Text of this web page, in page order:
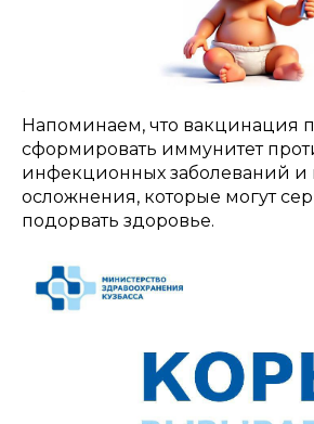
Напоминаем, что вакцинация
сформировать иммунитет
инфекционных заболеваний и
осложнения, которые могут
подорвать здоровье.